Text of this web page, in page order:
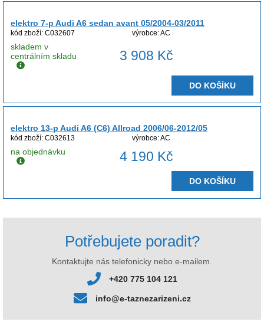
elektro 7-p Audi A6 sedan avant 05/2004-03/2011
kód zboží: C032607 výrobce: AC
skladem v
centrálním skladu
3 908 Kč
DO KOŠÍKU
elektro 13-p Audi A6 (C6) Allroad 2006/06-2012/05
kód zboží: C032613 výrobce: AC
na objednávku 4 190 Kč
DO KOŠÍKU
Potřebujete poradit?
Kontaktujte nás telefonicky nebo e-mailem.
+420 775 104 121
info@e-taznezarizeni.cz